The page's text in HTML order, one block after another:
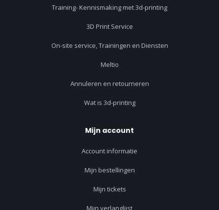
Training- Kennismaking met 3d-printing
3D Print Service
On-site service, Trainingen en Diensten
Meltio
Annuleren en retourneren
Wat is 3d-printing
Mijn account
Account informatie
Mijn bestellingen
Mijn tickets
Mijn verlanglijst